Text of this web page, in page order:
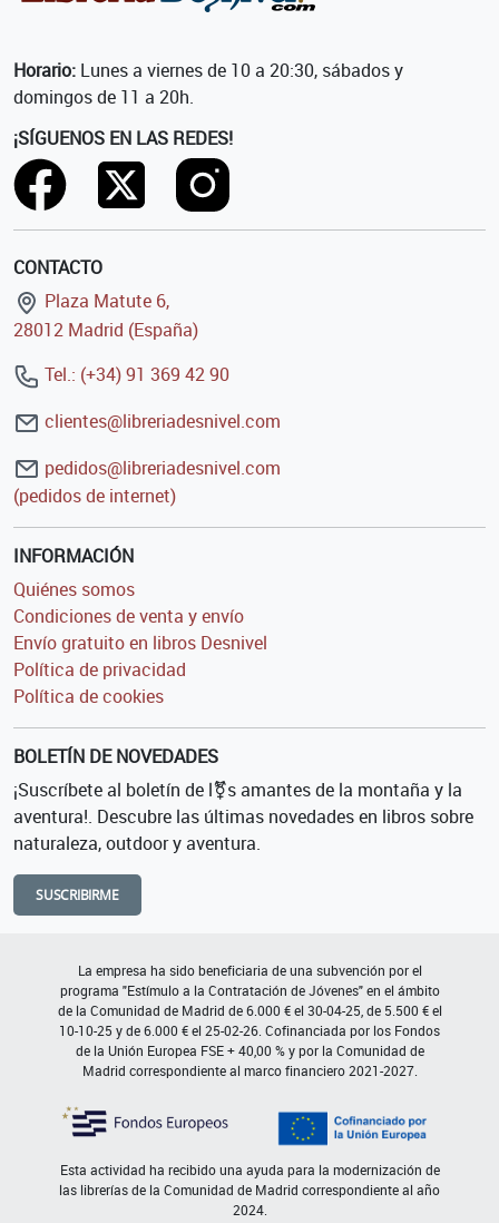
Horario: Lunes a viernes de 10 a 20:30, sábados y
domingos de 11 a 20h.
¡SÍGUENOS EN LAS REDES!
CONTACTO
Plaza Matute 6,
28012 Madrid (España)
Tel.: (+34) 91 369 42 90
clientes@libreriadesnivel.com
pedidos@libreriadesnivel.com
(pedidos de internet)
INFORMACIÓN
Quiénes somos
Condiciones de venta y envío
Envío gratuito en libros Desnivel
Política de privacidad
Política de cookies
BOLETÍN DE NOVEDADES
¡Suscríbete al boletín de l⚧s amantes de la montaña y la
aventura!. Descubre las últimas novedades en libros sobre
naturaleza, outdoor y aventura.
SUSCRIBIRME
La empresa ha sido beneficiaria de una subvención por el
programa "Estímulo a la Contratación de Jóvenes" en el ámbito
de la Comunidad de Madrid de 6.000 € el 30-04-25, de 5.500 € el
10-10-25 y de 6.000 € el 25-02-26. Cofinanciada por los Fondos
de la Unión Europea FSE + 40,00 % y por la Comunidad de
Madrid correspondiente al marco financiero 2021-2027.
Esta actividad ha recibido una ayuda para la modernización de
las librerías de la Comunidad de Madrid correspondiente al año
2024.